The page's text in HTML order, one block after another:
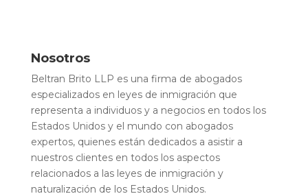
Nosotros
Beltran Brito LLP es una firma de abogados
especializados en leyes de inmigración que
representa a individuos y a negocios en todos los
Estados Unidos y el mundo con abogados
expertos, quienes están dedicados a asistir a
nuestros clientes en todos los aspectos
relacionados a las leyes de inmigración y
naturalización de los Estados Unidos.